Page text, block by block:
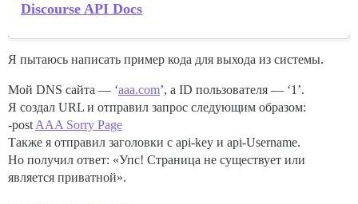
Discourse API Docs
Я пытаюсь написать пример кода для выхода из системы.
Мой DNS сайта — ‘aaa.com’, а ID пользователя — ‘1’.
Я создал URL и отправил запрос следующим образом:
-post AAA Sorry Page
Также я отправил заголовки с api-key и api-Username.
Но получил ответ: «Упс! Страница не существует или
является приватной».